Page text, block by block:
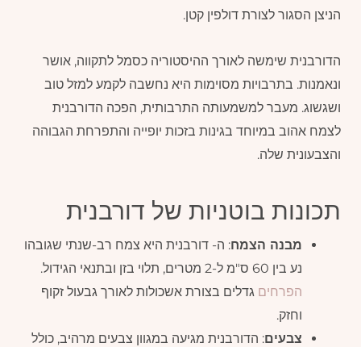
הניצן הסגור לצורת דולפין קטן.
הדורבנית שימשה לאורך ההיסטוריה כסמל לתקווה, אושר
ונאמנות. בתרבויות מסוימות היא נחשבה לקמע למזל טוב
ושגשוג. מעבר למשמעותה התרבותית, הפכה הדורבנית
לצמח אהוב במיוחד בגינות בזכות יופייה והתפרחת הגבוהה
והצבעונית שלה.
תכונות בוטניות של דורבנית
מבנה הצמח: ה- דורבנית היא צמח רב-שנתי שגובהו
נע בין 60 ס"מ ל-2 מטרים, תלוי בזן ובתנאי הגידול.
הפרחים גדלים בצורת אשכולות לאורך גבעול זקוף
וחזק.
צבעים: הדורבנית מגיעה במגוון צבעים מרהיב, כולל